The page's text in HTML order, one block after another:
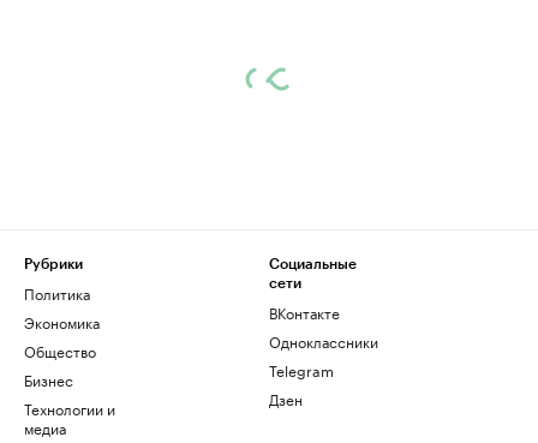
Рубрики
Политика
Экономика
Общество
Бизнес
Технологии и
медиа
Социальные
сети
ВКонтакте
Одноклассники
Telegram
Дзен